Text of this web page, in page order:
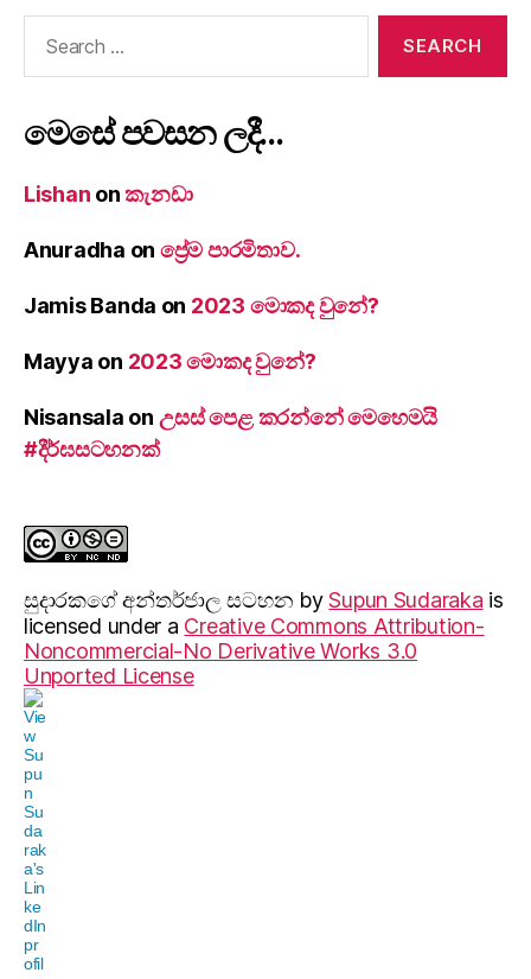
මෙසේ පවසන ලදී…
Lishan onකැනඩා
Anuradha on ප්‍රේම පාරමිතාව.
Jamis Banda on 2023 මොකද වුනේ?
Mayya on 2023 මොකද වුනේ?
Nisansala on උසස් පෙළ කරන්නේ මෙහෙමයි
#දීර්ඝසටහනක්
සුදාරක‍ගේ අන්තර්ජාල සටහන bySupun Sudaraka is
licensed under a Creative Commons Attribution-
Noncommercial-No Derivative Works 3.0
Unported License